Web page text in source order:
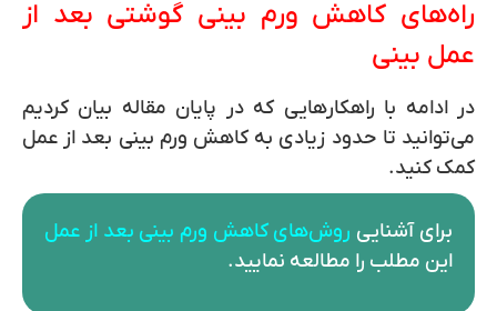
راه‌های کاهش ورم بینی گوشتی بعد از
عمل بینی
در ادامه با راهکارهایی که در پایان مقاله بیان کردیم
می‌توانید تا حدود زیادی به کاهش ورم بینی بعد از عمل
کمک کنید.
برای آشنایی روش‌های کاهش ورم بینی بعد از عمل
این مطلب را مطالعه نمایید.